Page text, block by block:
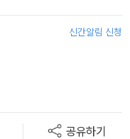
신간알림 신청
공유하기